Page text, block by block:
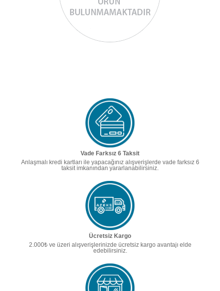
Vade Farksız 6 Taksit
Anlaşmalı kredi kartları ile yapacağınız alışverişlerde vade farksız 6
taksit imkanından yararlanabilirsiniz.
Ücretsiz Kargo
2.000₺ ve üzeri alışverişlerinizde ücretsiz kargo avantajı elde
edebilirsiniz.